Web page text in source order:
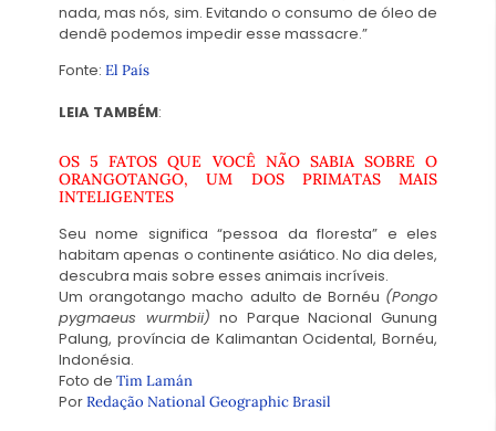
nada, mas nós, sim. Evitando o consumo de óleo de
dendê podemos impedir esse massacre.”
Fonte: El País
LEIA TAMBÉM:
OS 5 FATOS QUE VOCÊ NÃO SABIA SOBRE O
ORANGOTANGO, UM DOS PRIMATAS MAIS
INTELIGENTES
Seu nome significa “pessoa da floresta” e eles
habitam apenas o continente asiático. No dia deles,
descubra mais sobre esses animais incríveis.
Um orangotango macho adulto de Bornéu (Pongo
pygmaeus wurmbii)no Parque Nacional Gunung
Palung, província de Kalimantan Ocidental, Bornéu,
Indonésia.
Foto de Tim Lamán
PorRedação National Geographic Brasil